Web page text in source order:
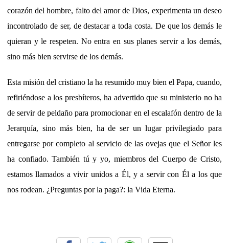
corazón del hombre, falto del amor de Dios, experimenta un deseo
incontrolado de ser, de destacar a toda costa. De que los demás le
quieran y le respeten. No entra en sus planes servir a los demás,
sino más bien servirse de los demás.
Esta misión del cristiano la ha resumido muy bien el Papa, cuando,
refiriéndose a los presbíteros, ha advertido que su ministerio no ha
de servir de peldaño para promocionar en el escalafón dentro de la
Jerarquía, sino más bien, ha de ser un lugar privilegiado para
entregarse por completo al servicio de las ovejas que el Señor les
ha confiado. También tú y yo, miembros del Cuerpo de Cristo,
estamos llamados a vivir unidos a Él, y a servir con Él a los que
nos rodean. ¿Preguntas por la paga?: la Vida Eterna.